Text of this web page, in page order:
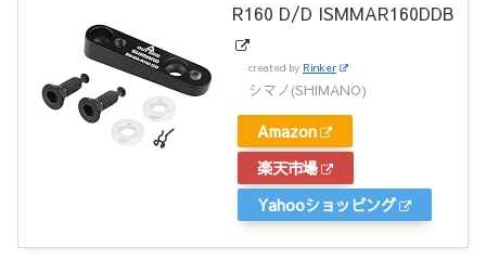
R160 D/D ISMMAR160DDB
created by Rinker
シマノ(SHIMANO)
Amazon
楽天市場
Yahooショッピング